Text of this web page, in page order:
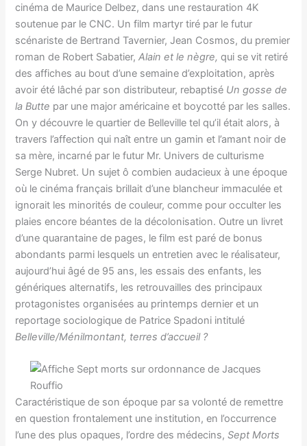
cinéma de Maurice Delbez, dans une restauration 4K
soutenue par le CNC. Un film martyr tiré par le futur
scénariste de Bertrand Tavernier, Jean Cosmos, du premier
roman de Robert Sabatier,Alain et le nègre, qui se vit retiré
des affiches au bout d’une semaine d’exploitation, après
avoir été lâché par son distributeur, rebaptisé Un gosse de
la Butte par une major américaine et boycotté par les salles.
On y découvre le quartier de Belleville tel qu’il était alors, à
travers l’affection qui naît entre un gamin et l’amant noir de
sa mère, incarné par le futur Mr. Univers de culturisme
Serge Nubret. Un sujet ô combien audacieux à une époque
où le cinéma français brillait d’une blancheur immaculée et
ignorait les minorités de couleur, comme pour occulter les
plaies encore béantes de la décolonisation. Outre un livret
d’une quarantaine de pages, le film est paré de bonus
abondants parmi lesquels un entretien avec le réalisateur,
aujourd’hui âgé de 95 ans, les essais des enfants, les
génériques alternatifs, les retrouvailles des principaux
protagonistes organisées au printemps dernier et un
reportage sociologique de Patrice Spadoni intitulé
Belleville/Ménilmontant, terres d’accueil ?
Caractéristique de son époque par sa volonté de remettre
en question frontalement une institution, en l’occurrence
l’une des plus opaques, l’ordre des médecins, Sept Morts